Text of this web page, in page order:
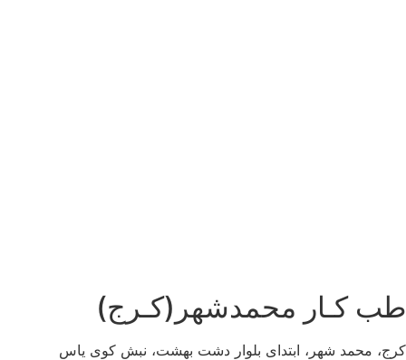
طب کـار محمدشهر(کـرج)
کرج، محمد شهر، ابتدای بلوار دشت بهشت، نبش کوی یاس